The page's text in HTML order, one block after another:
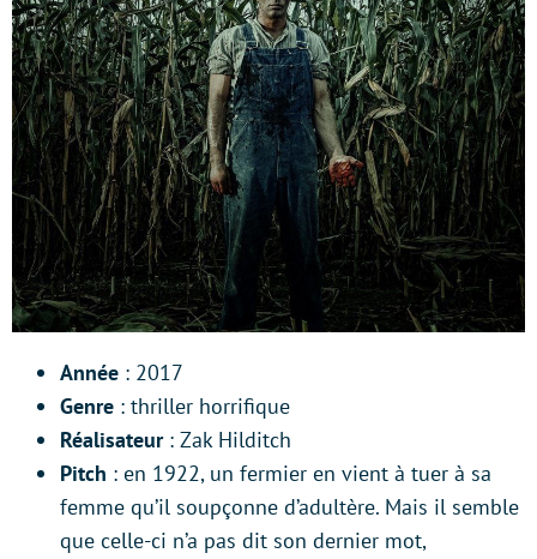
Année : 2017
Genre : thriller horrifique
Réalisateur: Zak Hilditch
Pitch : en 1922, un fermier en vient à tuer à sa
femme qu’il soupçonne d’adultère. Mais il semble
que celle-ci n’a pas dit son dernier mot,